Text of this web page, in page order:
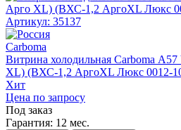
Артикул: 35137
Carboma
Витрина холодильная Carboma
XL) (ВХС-1,2 АргоXL Люкс 0012-
Хит
Цена по запросу
Под заказ
Гарантия: 12 мес.